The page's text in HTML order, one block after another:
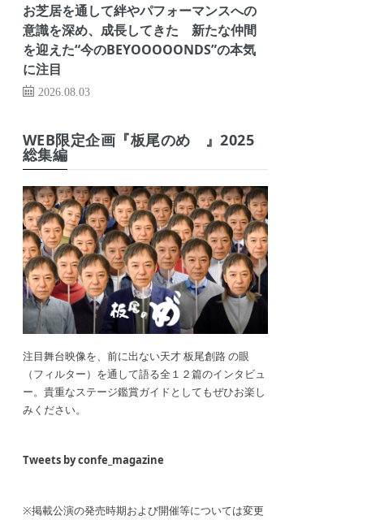
お芝居を通して絆やパフォーマンスへの
意識を深め、成長してきた 新たな仲間
を迎えた“今のBEYOOOOONDS”の本気
に注目
2026.08.03
WEB限定企画『板尾のめ゙』2025
総集編
注目舞台映像を、前に出ない天才 板尾創路 の眼
（フィルター）を通して語る全１２篇のインタビュ
ー。貴重なステージ鑑賞ガイドとしてもぜひお楽し
みください。
Tweets by confe_magazine
※掲載公演の発売時期および開催等については変更